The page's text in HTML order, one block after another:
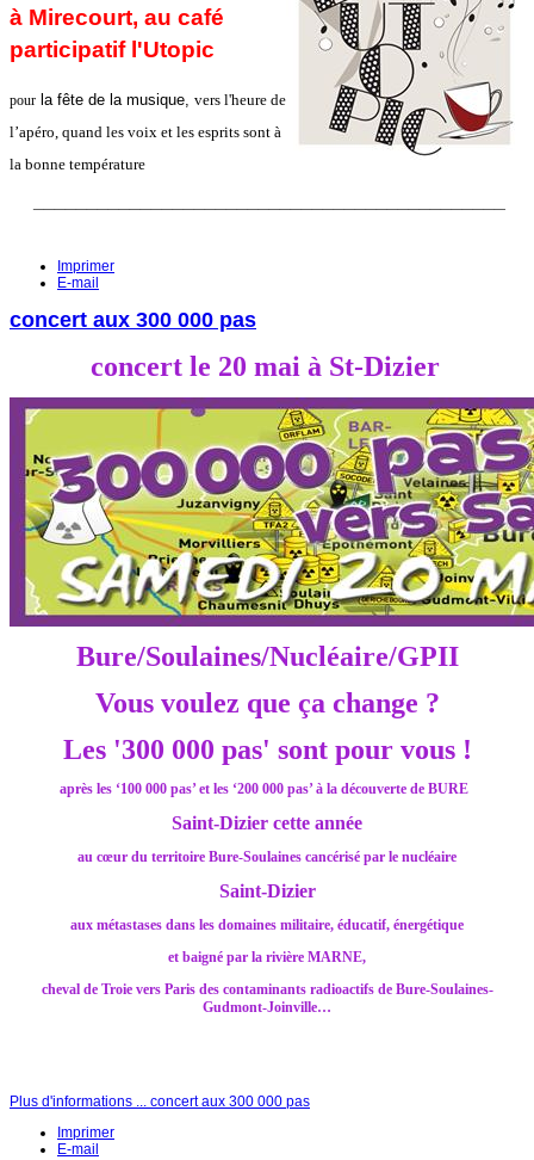
à Mirecourt, au café
participatif l'Utopic
pour la fête de la musique, vers l'heure de
l’apéro, quand les voix et les esprits sont à
la bonne température
Imprimer
E-mail
concert aux 300 000 pas
concert le 20 mai à St-Dizier
Bure/Soulaines/Nucléaire/GPII
Vous voulez que ça change ?
Les '300 000 pas' sont pour vous !
après les ‘100 000 pas’ et les ‘200 000 pas’ à la découverte de BURE
Saint-Dizier cette année
au cœur du territoire Bure-Soulaines cancérisé par le nucléaire
Saint-Dizier
aux métastases dans les domaines militaire, éducatif, énergétique
et baigné par la rivière MARNE,
cheval de Troie vers Paris des contaminants radioactifs de Bure-Soulaines-
Gudmont-Joinville…
Plus d'informations ... concert aux 300 000 pas
Imprimer
E-mail